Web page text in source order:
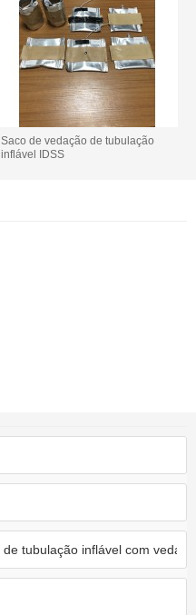
Saco de vedação de tubulação
inflável IDSS